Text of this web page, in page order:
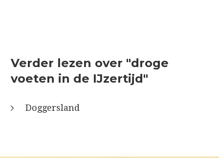
Verder lezen over "droge
voeten in de IJzertijd"
Doggersland